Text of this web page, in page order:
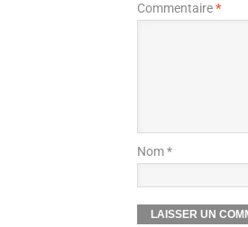
Commentaire*
Nom *